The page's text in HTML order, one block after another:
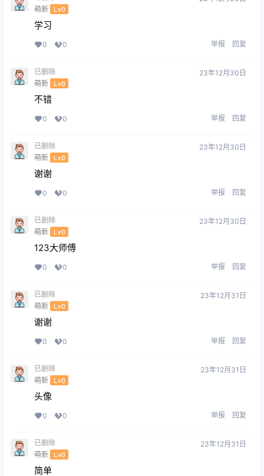
萌新 Lv0
学习
0 0 举报 回复
已删除
萌新 Lv0
23年12月30日
不错
0 0 举报 回复
已删除
萌新 Lv0
23年12月30日
谢谢
0 0 举报 回复
已删除
萌新 Lv0
23年12月30日
123大师傅
0 0 举报 回复
已删除
萌新 Lv0
23年12月31日
谢谢
0 0 举报 回复
已删除
萌新 Lv0
23年12月31日
头像
0 0 举报 回复
已删除
萌新 Lv0
23年12月31日
简单